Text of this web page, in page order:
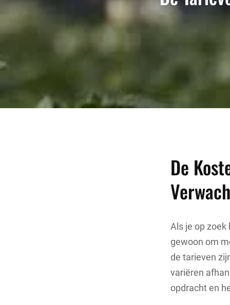
De
Als je op
gewoon om
de tarieven
variëren
opdracht en